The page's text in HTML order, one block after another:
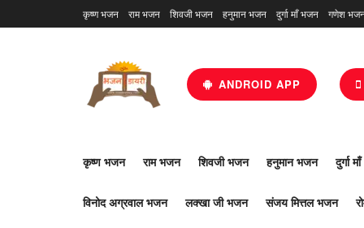
कृष्ण भजन राम भजन शिवजी भजन हनुमान भजन दुर्गा माँ भजन गणेश
ANDROID APP
कृष्ण भजन राम भजन शिवजी भजन हनुमान भजन दुर्गा
विनोद अग्रवाल भजन लक्खा जी भजन संजय मित्तल भजन